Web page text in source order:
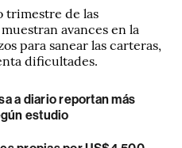
trimestre de las
avances en la
para sanear las carteras,
dificultades.
a diario reportan más
estudio